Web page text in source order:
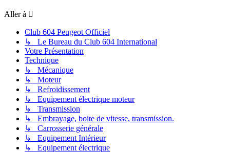
Aller à
Club 604 Peugeot Officiel
↳ Le Bureau du Club 604 International
Votre Présentation
Technique
↳ Mécanique
↳ Moteur
↳ Refroidissement
↳ Equipement électrique moteur
↳ Transmission
↳ Embrayage, boite de vitesse, transmission.
↳ Carrosserie générale
↳ Equipement Intérieur
↳ Equipement électrique